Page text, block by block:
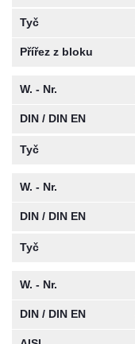
Tyč
Přířez z bloku
W. - Nr.
DIN / DIN EN
Tyč
W. - Nr.
DIN / DIN EN
Tyč
W. - Nr.
DIN / DIN EN